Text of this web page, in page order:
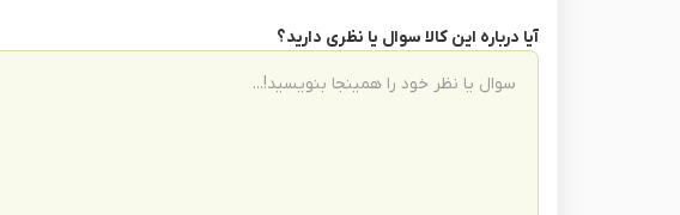
آیا درباره این کالا سوال یا نظری دارید؟